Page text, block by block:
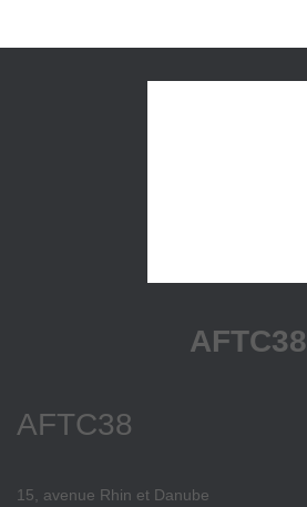
AFTC38
AFTC38
15, avenue Rhin et Danube